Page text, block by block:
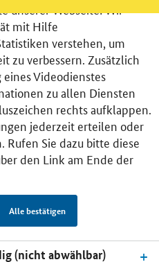
Wirtschaft und Energie
Datenschutz
unserer Webseite: Wir
mit Hilfe
verstehen, um
zu verbessern. Zusätzlich
Videodienstes
zu allen Diensten
rechts aufklappen.
jederzeit erteilen oder
Sie dazu bitte diese
den Link am Ende der
Alle bestätigen
(nicht abwählbar)